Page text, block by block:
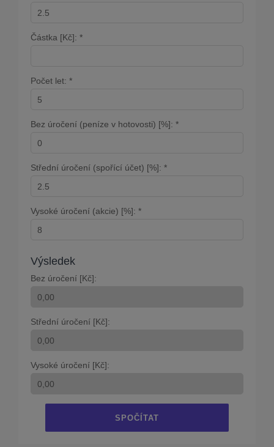
Částka [Kč]: *
Počet let: *
Bez úročení (peníze v hotovosti) [%]: *
Střední úročení (spořící účet) [%]: *
Vysoké úročení (akcie) [%]: *
Výsledek
Bez úročení [Kč]:
Střední úročení [Kč]:
Vysoké úročení [Kč]:
SPOČÍTAT